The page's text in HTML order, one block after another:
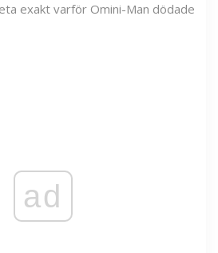
exakt varför Omini-Man dödade
ad